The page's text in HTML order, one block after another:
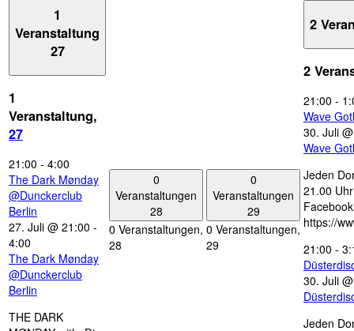
1
Veranstaltung
27
1
Veranstaltung,
27
21:00 - 4:00
The Dark Mønday
@Dunckerclub
Berlin
27. Juli @ 21:00 -
4:00
The Dark Mønday
@Dunckerclub
Berlin
THE DARK
0
Veranstaltungen
28
0 Veranstaltungen,
28
0
Veranstaltungen
29
0 Veranstaltungen,
29
2
2
21:00 -
Wave
30. Juli
Wave
Jeden
21.00
https://
21:00 -
30. Juli
Jeden